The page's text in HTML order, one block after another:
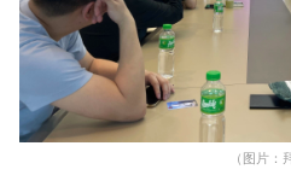
（图片：拜访团在TikTok